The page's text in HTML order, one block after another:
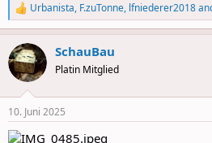
R
e
a
c
t
i
s
:
Urbanista, F.zuTonne, lfniederer2018
SchauBau
Platin Mitglied
10. Juni 2025